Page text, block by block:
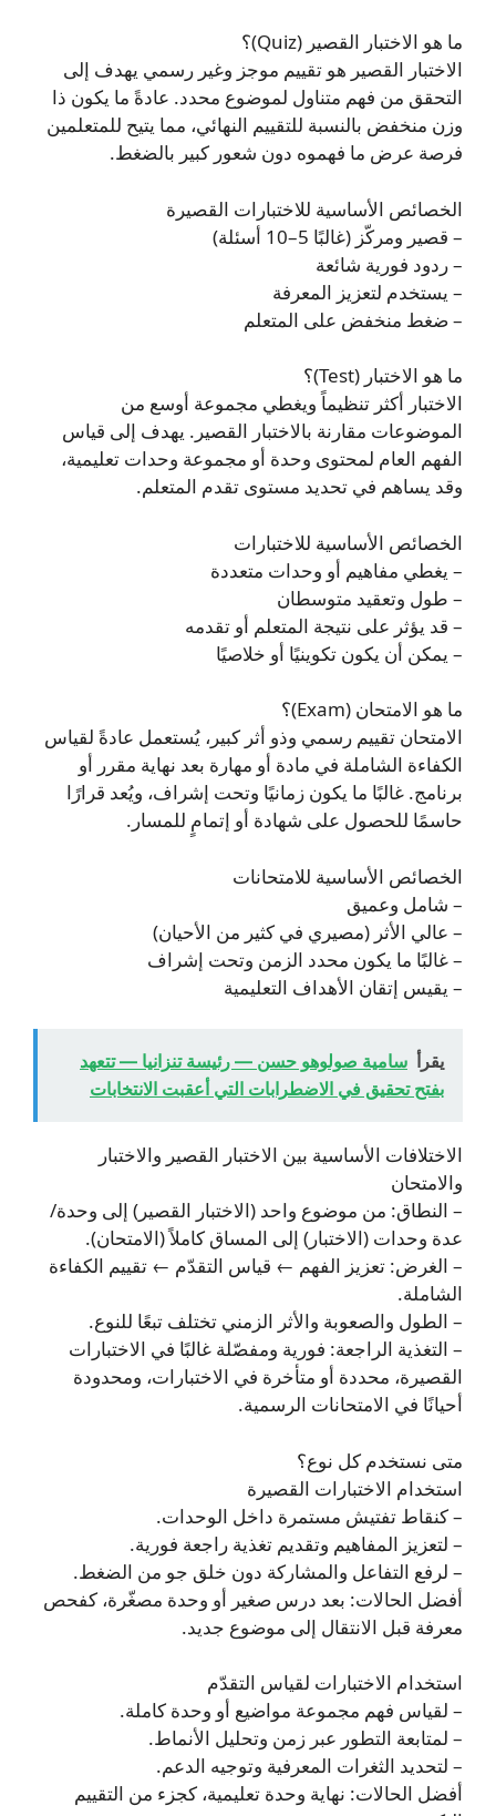
ما هو الاختبار القصير (Quiz)؟
الاختبار القصير هو تقييم موجز وغير رسمي يهدف إلى
التحقق من فهم متناول لموضوع محدد. عادةً ما يكون ذا
وزن منخفض بالنسبة للتقييم النهائي، مما يتيح للمتعلمين
فرصة عرض ما فهموه دون شعور كبير بالضغط.
الخصائص الأساسية للاختبارات القصيرة
– قصير ومركّز (غالبًا 5–10 أسئلة)
– ردود فورية شائعة
– يستخدم لتعزيز المعرفة
– ضغط منخفض على المتعلم
ما هو الاختبار (Test)؟
الاختبار أكثر تنظيماً ويغطي مجموعة أوسع من
الموضوعات مقارنة بالاختبار القصير. يهدف إلى قياس
الفهم العام لمحتوى وحدة أو مجموعة وحدات تعليمية،
وقد يساهم في تحديد مستوى تقدم المتعلم.
الخصائص الأساسية للاختبارات
– يغطي مفاهيم أو وحدات متعددة
– طول وتعقيد متوسطان
– قد يؤثر على نتيجة المتعلم أو تقدمه
– يمكن أن يكون تكوينيًا أو خلاصيًا
ما هو الامتحان (Exam)؟
الامتحان تقييم رسمي وذو أثر كبير، يُستعمل عادةً لقياس
الكفاءة الشاملة في مادة أو مهارة بعد نهاية مقرر أو
برنامج. غالبًا ما يكون زمانيًا وتحت إشراف، ويُعد قرارًا
حاسمًا للحصول على شهادة أو إتمامٍ للمسار.
الخصائص الأساسية للامتحانات
– شامل وعميق
– عالي الأثر (مصيري في كثير من الأحيان)
– غالبًا ما يكون محدد الزمن وتحت إشراف
– يقيس إتقان الأهداف التعليمية
يقرأ سامية صولوهو حسن — رئيسة تنزانيا — تتعهد
بفتح تحقيق في الاضطرابات التي أعقبت الانتخابات
الاختلافات الأساسية بين الاختبار القصير والاختبار
والامتحان
– النطاق: من موضوع واحد (الاختبار القصير) إلى وحدة/
عدة وحدات (الاختبار) إلى المساق كاملاً (الامتحان).
– الغرض: تعزيز الفهم ← قياس التقدّم ← تقييم الكفاءة
الشاملة.
– الطول والصعوبة والأثر الزمني تختلف تبعًا للنوع.
– التغذية الراجعة: فورية ومفصّلة غالبًا في الاختبارات
القصيرة، محددة أو متأخرة في الاختبارات، ومحدودة
أحيانًا في الامتحانات الرسمية.
متى نستخدم كل نوع؟
استخدام الاختبارات القصيرة
– كنقاط تفتيش مستمرة داخل الوحدات.
– لتعزيز المفاهيم وتقديم تغذية راجعة فورية.
– لرفع التفاعل والمشاركة دون خلق جو من الضغط.
أفضل الحالات: بعد درس صغير أو وحدة مصغّرة، كفحص
معرفة قبل الانتقال إلى موضوع جديد.
استخدام الاختبارات لقياس التقدّم
– لقياس فهم مجموعة مواضيع أو وحدة كاملة.
– لمتابعة التطور عبر زمن وتحليل الأنماط.
– لتحديد الثغرات المعرفية وتوجيه الدعم.
أفضل الحالات: نهاية وحدة تعليمية، كجزء من التقييم